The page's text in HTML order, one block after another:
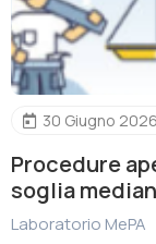
30 Giugno
Procedure
soglia
Laboratorio MePA